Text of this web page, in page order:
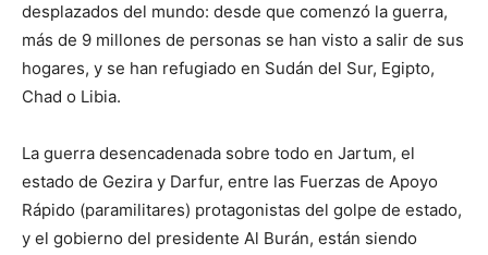
desplazados del mundo: desde que comenzó la guerra,
más de 9 millones de personas se han visto a salir de sus
hogares, y se han refugiado en Sudán del Sur, Egipto,
Chad o Libia.
La guerra desencadenada sobre todo en Jartum, el
estado de Gezira y Darfur, entre las Fuerzas de Apoyo
Rápido (paramilitares) protagonistas del golpe de estado,
y el gobierno del presidente Al Burán, están siendo